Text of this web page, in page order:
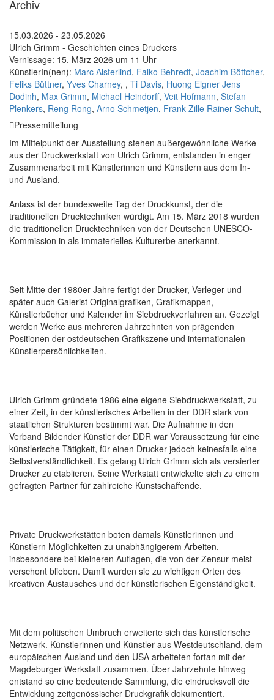
Archiv
15.03.2026 - 23.05.2026
Ulrich Grimm - Geschichten eines Druckers
Vernissage: 15. März 2026 um 11 Uhr
KünstlerIn(nen): Marc Alsterlind, Falko Behredt, Joachim Böttcher,
Feliks Büttner, Yves Charney, , Ti Davis, Huong Elgner Jens
Dodinh, Max Grimm, Michael Heindorff, Veit Hofmann, Stefan
Plenkers, Reng Rong, Arno Schmetjen, Frank Zille Rainer Schult,
Pressemitteilung
Im Mittelpunkt der Ausstellung stehen außergewöhnliche Werke
aus der Druckwerkstatt von Ulrich Grimm, entstanden in enger
Zusammenarbeit mit Künstlerinnen und Künstlern aus dem In-
und Ausland.
Anlass ist der bundesweite Tag der Druckkunst, der die
traditionellen Drucktechniken würdigt. Am 15. März 2018 wurden
die traditionellen Drucktechniken von der Deutschen UNESCO-
Kommission in als immaterielles Kulturerbe anerkannt.
Seit Mitte der 1980er Jahre fertigt der Drucker, Verleger und
später auch Galerist Originalgrafiken, Grafikmappen,
Künstlerbücher und Kalender im Siebdruckverfahren an. Gezeigt
werden Werke aus mehreren Jahrzehnten von prägenden
Positionen der ostdeutschen Grafikszene und internationalen
Künstlerpersönlichkeiten.
Ulrich Grimm gründete 1986 eine eigene Siebdruckwerkstatt, zu
einer Zeit, in der künstlerisches Arbeiten in der DDR stark von
staatlichen Strukturen bestimmt war. Die Aufnahme in den
Verband Bildender Künstler der DDR war Voraussetzung für eine
künstlerische Tätigkeit, für einen Drucker jedoch keinesfalls eine
Selbstverständlichkeit. Es gelang Ulrich Grimm sich als versierter
Drucker zu etablieren. Seine Werkstatt entwickelte sich zu einem
gefragten Partner für zahlreiche Kunstschaffende.
Private Druckwerkstätten boten damals Künstlerinnen und
Künstlern Möglichkeiten zu unabhängigerem Arbeiten,
insbesondere bei kleineren Auflagen, die von der Zensur meist
verschont blieben. Damit wurden sie zu wichtigen Orten des
kreativen Austausches und der künstlerischen Eigenständigkeit.
Mit dem politischen Umbruch erweiterte sich das künstlerische
Netzwerk. Künstlerinnen und Künstler aus Westdeutschland, dem
europäischen Ausland und den USA arbeiteten fortan mit der
Magdeburger Werkstatt zusammen. Über Jahrzehnte hinweg
entstand so eine bedeutende Sammlung, die eindrucksvoll die
Entwicklung zeitgenössischer Druckgrafik dokumentiert.